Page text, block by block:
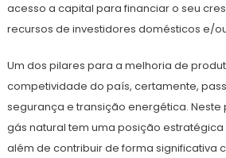
acesso a capital para financiar o seu
recursos de investidores domésticos e/
Um dos pilares para a melhoria de
competividade do país, certamente,
segurança e transição energética.
gás natural tem uma posição
além de contribuir de forma significativa